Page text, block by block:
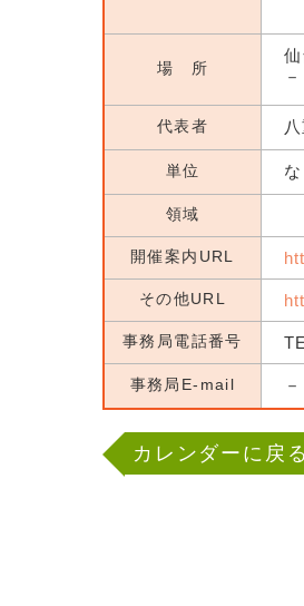
場 所
－
代表者
単位 な
領域
開催案内URL
その他URL
事務局電話番号
事務局E-mail －
カレンダーに戻る